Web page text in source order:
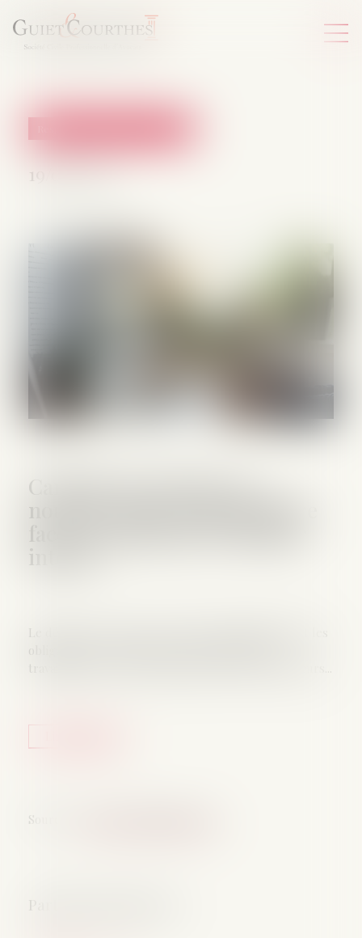
Canicule au travail : un
nouveau cadre réglementaire
Source :
Le décret du 27 mai 2025 renforce significativement les
obligations des employeurs pour protéger les